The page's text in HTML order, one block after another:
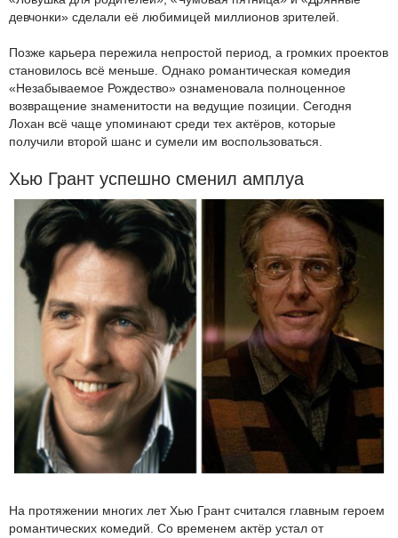
девчонки» сделали её любимицей миллионов зрителей.
Позже карьера пережила непростой период, а громких проектов
становилось всё меньше. Однако романтическая комедия
«Незабываемое Рождество» ознаменовала полноценное
возвращение знаменитости на ведущие позиции. Сегодня
Лохан всё чаще упоминают среди тех актёров, которые
получили второй шанс и сумели им воспользоваться.
Хью Грант успешно сменил амплуа
На протяжении многих лет Хью Грант считался главным героем
романтических комедий. Со временем актёр устал от